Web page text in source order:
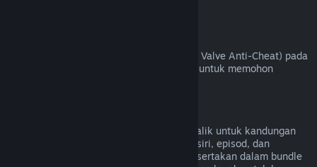
Jika anda telah dilarang oleh VAC (sistem Valve Anti-Cheat) pada
sesuatu permainan, anda kehilangan hak untuk memohon
Kami tidak dapat menawarkan bayaran balik untuk kandungan
video di Steam (cth. filem, video pendek, siri, episod, dan
tutorial), melainkan jika video tersebut disertakan dalam bundle